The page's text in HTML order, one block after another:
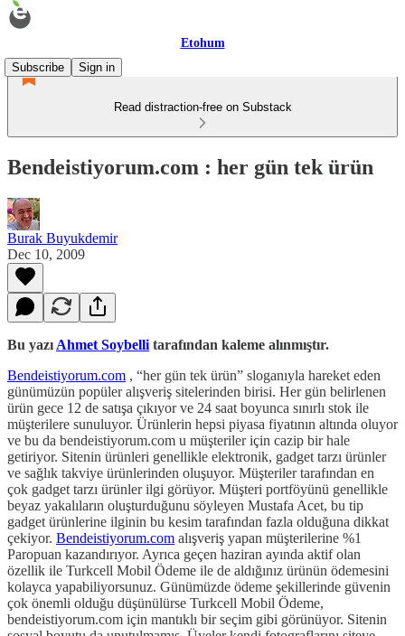
Etohum
Subscribe
Sign in
Read distraction-free on Substack
Bendeistiyorum.com : her gün tek ürün
Burak Buyukdemir
Dec 10, 2009
Bu yazı Ahmet Soybelli tarafından kaleme alınmıştır.
Bendeistiyorum.com , “her gün tek ürün” sloganıyla hareket eden
günümüzün popüler alışveriş sitelerinden birisi. Her gün belirlenen
ürün gece 12 de satışa çıkıyor ve 24 saat boyunca sınırlı stok ile
müşterilere sunuluyor. Ürünlerin hepsi piyasa fiyatının altında oluyor
ve bu da bendeistiyorum.com u müşteriler için cazip bir hale
getiriyor. Sitenin ürünleri genellikle elektronik, gadget tarzı ürünler
ve sağlık takviye ürünlerinden oluşuyor. Müşteriler tarafından en
çok gadget tarzı ürünler ilgi görüyor. Müşteri portföyünü genellikle
beyaz yakalıların oluşturduğunu söyleyen Mustafa Acet, bu tip
gadget ürünlerine ilginin bu kesim tarafından fazla olduğuna dikkat
çekiyor. Bendeistiyorum.com alışveriş yapan müşterilerine %1
Paropuan kazandırıyor. Ayrıca geçen haziran ayında aktif olan
özellik ile Turkcell Mobil Ödeme ile de aldığınız ürünün ödemesini
kolayca yapabiliyorsunuz. Günümüzde ödeme şekillerinde güvenin
çok önemli olduğu düşünülürse Turkcell Mobil Ödeme,
bendeistiyorum.com için mantıklı bir seçim gibi görünüyor. Sitenin